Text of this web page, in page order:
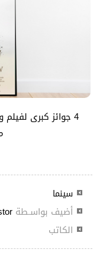
4 جوائز كبرى
سينما
أضيف بواسـطة
الكاتب